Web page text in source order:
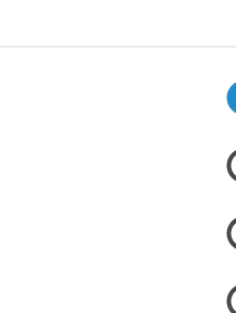
élèves à besoins